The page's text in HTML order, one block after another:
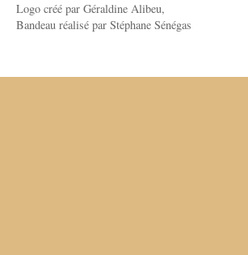
Logo créé par Géraldine Alibeu,
Bandeau réalisé par Stéphane Sénégas